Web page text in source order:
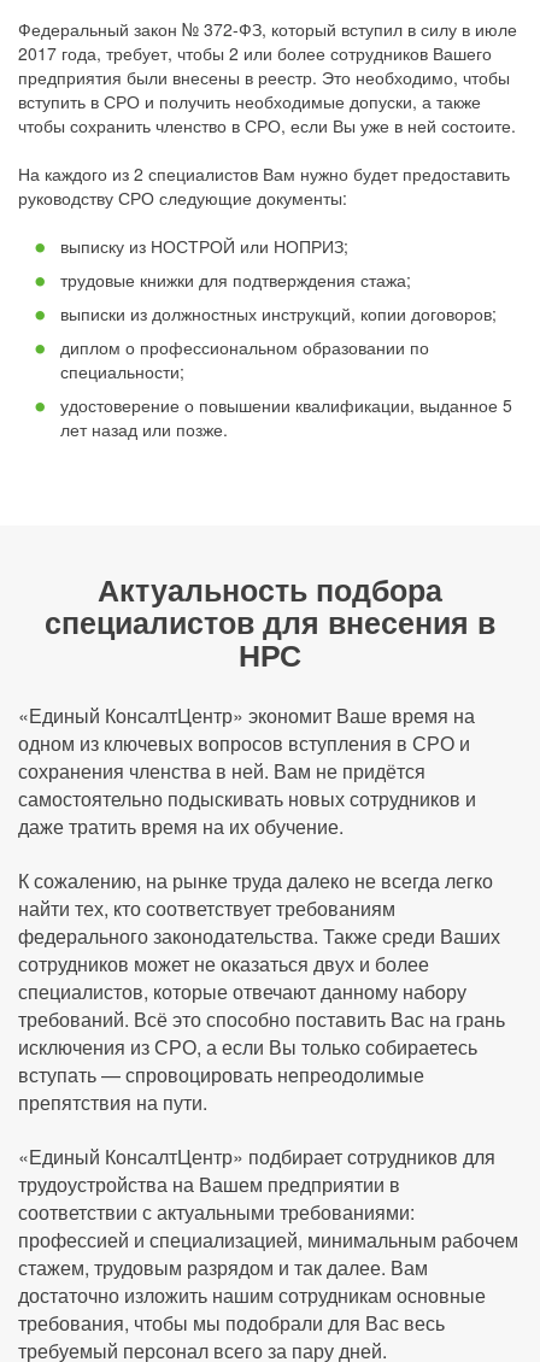
Федеральный закон № 372-ФЗ, который вступил в силу в июле
2017 года, требует, чтобы 2 или более сотрудников Вашего
предприятия были внесены в реестр. Это необходимо, чтобы
вступить в СРО и получить необходимые допуски, а также
чтобы сохранить членство в СРО, если Вы уже в ней состоите.
На каждого из 2 специалистов Вам нужно будет предоставить
руководству СРО следующие документы:
выписку из НОСТРОЙ или НОПРИЗ;
трудовые книжки для подтверждения стажа;
выписки из должностных инструкций, копии договоров;
диплом о профессиональном образовании по
специальности;
удостоверение о повышении квалификации, выданное 5
лет назад или позже.
Актуальность подбора
специалистов для внесения в
НРС
«Единый КонсалтЦентр» экономит Ваше время на
одном из ключевых вопросов вступления в СРО и
сохранения членства в ней. Вам не придётся
самостоятельно подыскивать новых сотрудников и
даже тратить время на их обучение.
К сожалению, на рынке труда далеко не всегда легко
найти тех, кто соответствует требованиям
федерального законодательства. Также среди Ваших
сотрудников может не оказаться двух и более
специалистов, которые отвечают данному набору
требований. Всё это способно поставить Вас на грань
исключения из СРО, а если Вы только собираетесь
вступать — спровоцировать непреодолимые
препятствия на пути.
«Единый КонсалтЦентр» подбирает сотрудников для
трудоустройства на Вашем предприятии в
соответствии с актуальными требованиями:
профессией и специализацией, минимальным рабочем
стажем, трудовым разрядом и так далее. Вам
достаточно изложить нашим сотрудникам основные
требования, чтобы мы подобрали для Вас весь
требуемый персонал всего за пару дней.